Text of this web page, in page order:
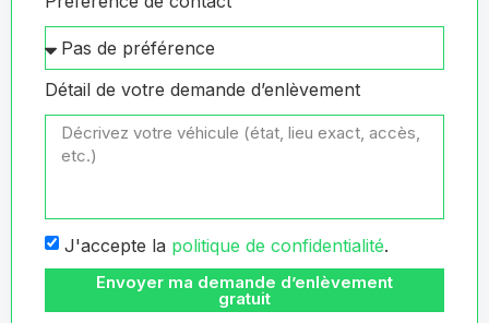
Détail de votre demande d’enlèvement
J'accepte la politique de confidentialité.
Envoyer ma demande d’enlèvement
gratuit